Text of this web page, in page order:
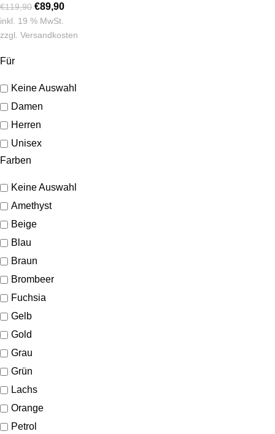
Für
Keine Auswahl
Damen
Herren
Unisex
Farben
Keine Auswahl
Amethyst
Beige
Blau
Braun
Brombeer
Fuchsia
Gelb
Gold
Grau
Grün
Lachs
Orange
Petrol
€119,90 €89,90
inkl. 19 % MwSt.
zzgl. Versandkosten